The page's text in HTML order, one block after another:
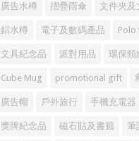
廣告水樽 摺疊雨傘 文件夾及
鋁水樽 電子及數碼產品 Polo
文具紀念品 派對用品 環保頸
Cube Mug promotional gift
廣告帽 戶外旅行 手機充電器
獎牌紀念品 磁石貼及書籤 筆